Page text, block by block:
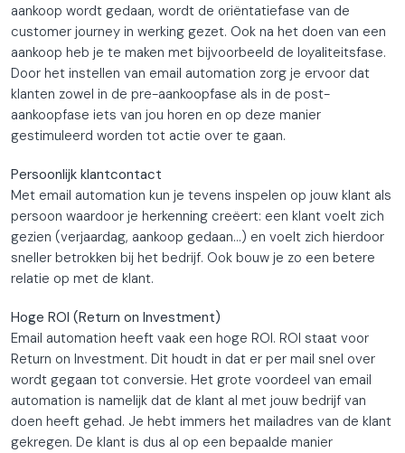
aankoop wordt gedaan, wordt de oriëntatiefase van de
customer journey in werking gezet. Ook na het doen van een
aankoop heb je te maken met bijvoorbeeld de loyaliteitsfase.
Door het instellen van email automation zorg je ervoor dat
klanten zowel in de pre-aankoopfase als in de post-
aankoopfase iets van jou horen en op deze manier
gestimuleerd worden tot actie over te gaan.
Persoonlijk klantcontact
Met email automation kun je tevens inspelen op jouw klant als
persoon waardoor je herkenning creëert: een klant voelt zich
gezien (verjaardag, aankoop gedaan…) en voelt zich hierdoor
sneller betrokken bij het bedrijf. Ook bouw je zo een betere
relatie op met de klant.
Hoge ROI (Return on Investment)
Email automation heeft vaak een hoge ROI. ROI staat voor
Return on Investment. Dit houdt in dat er per mail snel over
wordt gegaan tot conversie. Het grote voordeel van email
automation is namelijk dat de klant al met jouw bedrijf van
doen heeft gehad. Je hebt immers het mailadres van de klant
gekregen. De klant is dus al op een bepaalde manier